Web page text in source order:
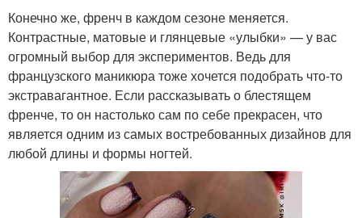
Конечно же, френч в каждом сезоне меняется.
Контрастные, матовые и глянцевые «улыбки» — у вас
огромный выбор для экспериментов. Ведь для
французского маникюра тоже хочется подобрать что-то
экстравагантное. Если рассказывать о блестящем
френче, то он настолько сам по себе прекрасен, что
является одним из самых востребованных дизайнов для
любой длины и формы ногтей.